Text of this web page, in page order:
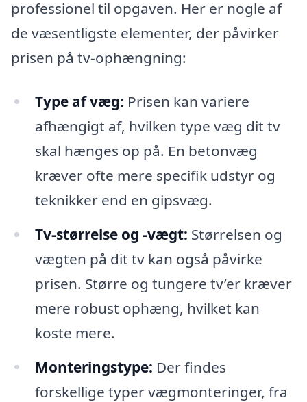
professionel til opgaven. Her er nogle af
de væsentligste elementer, der påvirker
prisen på tv-ophængning:
Type af væg: Prisen kan variere
afhængigt af, hvilken type væg dit tv
skal hænges op på. En betonvæg
kræver ofte mere specifik udstyr og
teknikker end en gipsvæg.
Tv-størrelse og -vægt: Størrelsen og
vægten på dit tv kan også påvirke
prisen. Større og tungere tv’er kræver
mere robust ophæng, hvilket kan
koste mere.
Monteringstype: Der findes
forskellige typer vægmonteringer, fra